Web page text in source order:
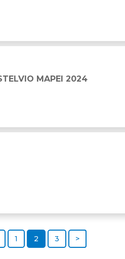
MAPEI 2024
1 2 3 >